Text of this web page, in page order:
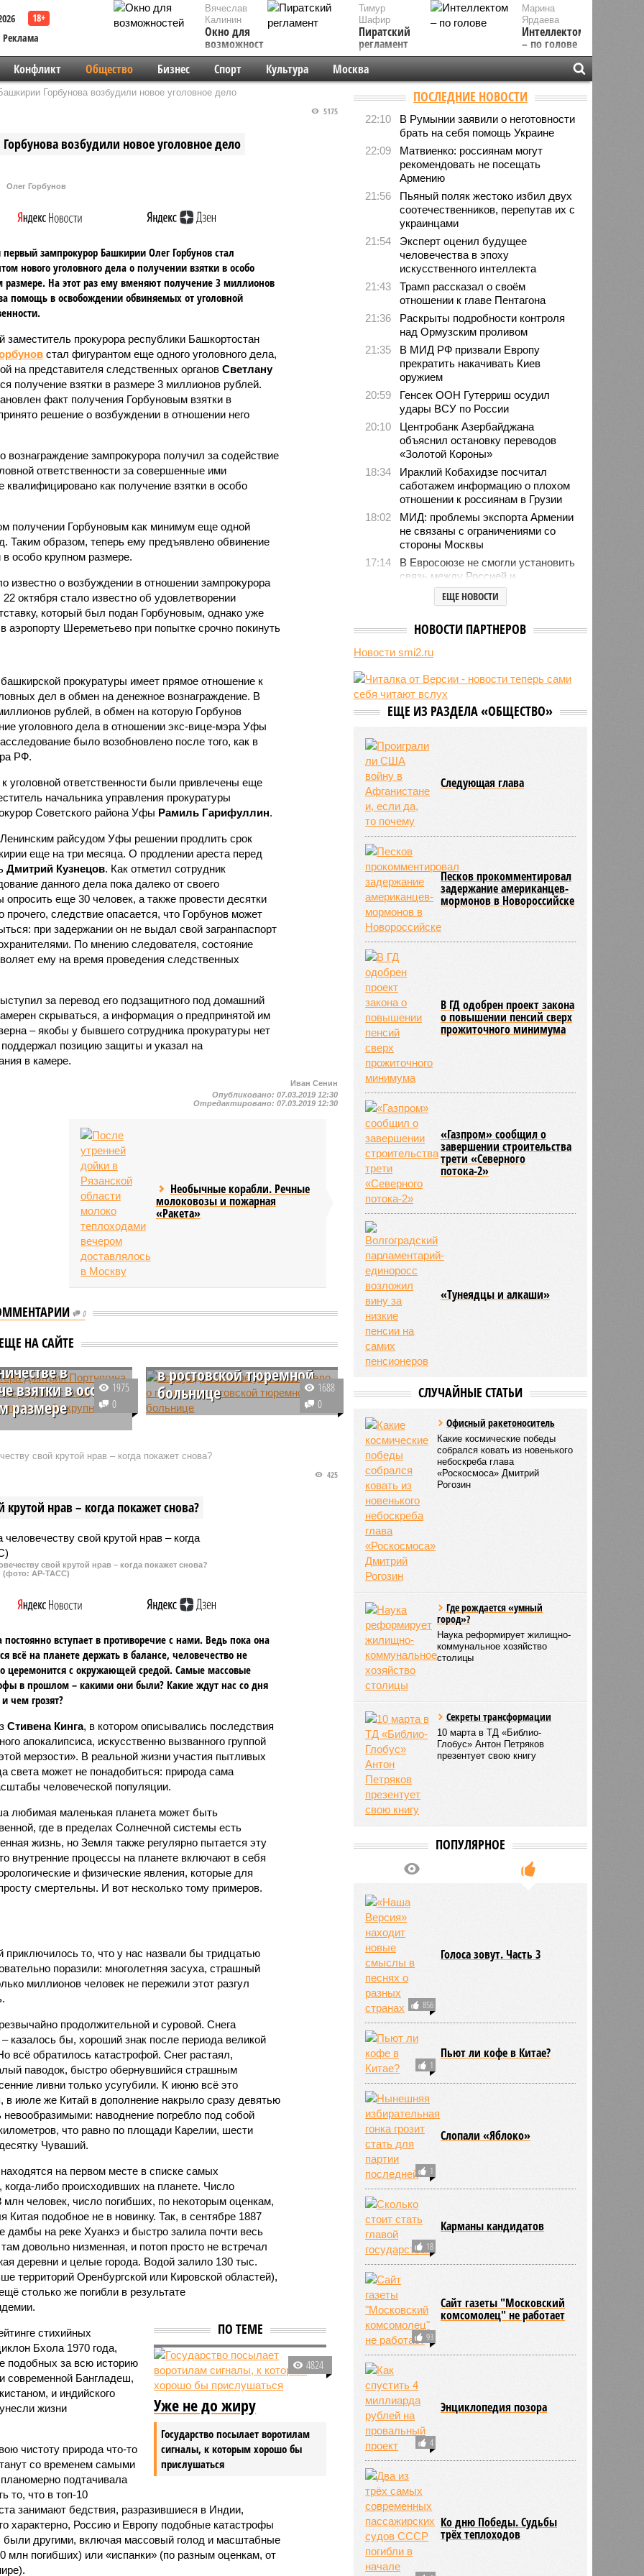
Реклама
Вячеслав
Калинин
Окно для
возможностей
Марина
Ярдаева
Интеллектом
– по голове
Тимур
Шафир
Пиратский
регламент
Конфликт Общество Бизнес Спорт Культура Москва
Горбунова возбудили новое уголовное дело
возбудили новое уголовное дело
5175
Олег Горбунов
зампрокурор Башкирии Олег Горбунов стал
нового уголовного дела о получении взятки в особо
размере. На этот раз ему вменяют получение 3 миллионов
помощь в освобождении обвиняемых от уголовной
заместитель прокурора республики Башкортостан
стал фигурантом еще одного уголовного дела,
на представителя следственных органов Светлану
получение взятки в размере 3 миллионов рублей.
факт получения Горбуновым взятки в
решение о возбуждении в отношении него
вознаграждение зампрокурора получил за содействие
ответственности за совершенные ими
квалифицировано как получение взятки в особо
получении Горбуновым как минимум еще одной
Таким образом, теперь ему предъявлено обвинение
особо крупном размере.
известно о возбуждении в отношении зампрокурора
октября стало известно об удовлетворении
который был подан Горбуновым, однако уже
аэропорту Шереметьево при попытке срочно покинуть
прокуратуры имеет прямое отношение к
дел в обмен на денежное вознаграждение. В
рублей, в обмен на которую Горбунов
уголовного дела в отношении экс-вице-мэра Уфы
было возобновлено после того, как в
РФ.
уголовной ответственности были привлечены еще
начальника управления прокуратуры
Советского района Уфы Рамиль Гарифуллин.
райсудом Уфы решении продлить срок
еще на три месяца. О продлении ареста перед
Дмитрий Кузнецов. Как отметил сотрудник
данного дела пока далеко от своего
еще 30 человек, а также провести десятки
следствие опасается, что Горбунов может
при задержании он не выдал свой загранпаспорт
По мнению следователя, состояние
ему на время проведения следственных
за перевод его подзащитного под домашний
скрываться, а информация о предпринятой им
– якобы у бывшего сотрудника прокуратуры нет
позицию защиты и указал на
в камере.
Иван Сенин
Опубликовано:07.03.2019 12:30
Отредактировано:07.03.2019 12:30
Необычные корабли. Речные
молоковозы и пожарная
«Ракета»
0
ЕЩЕ НА САЙТЕ
Дмитрия
обвиняют в
в
взятки в особо
размере
Портнягину, супругу
в Москве при попытке
административного
1975
0
Возбуждено новое
в ростовской тюремной
больнице
В Ростове-на-Дону начато
больнице. Следователи изучат
эпизоды, произошедшие в 2018-
1688
0
свой крутой нрав – когда покажет снова?
нрав – когда покажет снова?
425
свой крутой нрав – когда покажет снова?
(фото: АР-ТАСС)
постоянно вступает в противоречие с нами. Ведь пока она
всё на планете держать в балансе, человечество не
церемонится с окружающей средой. Самые массовые
в прошлом – какими они были? Какие ждут нас со дня
чем грозят?
Стивена Кинга, в котором описывались последствия
апокалипсиса, искусственно вызванного группой
мерзости». В реальной жизни участия пытливых
света может не понадобиться: природа сама
человеческой популяции.
любимая маленькая планета может быть
где в пределах Солнечной системы есть
жизнь, но Земля также регулярно пытается эту
внутренние процессы на планете включают в себя
и физические явления, которые для
смертельны. И вот несколько тому примеров.
то, что у нас назвали бы тридцатью
поразили: многолетняя засуха, страшный
миллионов человек не пережили этот разгул
продолжительной и суровой. Снега
казалось бы, хороший знак после периода великой
всё обратилось катастрофой. Снег растаял,
паводок, быстро обернувшийся страшным
ливни только усугубили. К июню всё это
в июле же Китай в дополнение накрыло сразу девятью
наводнение погребло под собой
что равно по площади Карелии, шести
Чуваший.
на первом месте в списке самых
либо происходивших на планете. Число
млн человек, число погибших, по некоторым оценкам,
подобное не в новинку. Так, в сентябре 1887
дамбы на реке Хуанхэ и быстро залила почти весь
довольно низменная, и потоп просто не встречал
деревни и целые города. Водой залило 130 тыс.
территорий Оренбургской или Кировской областей),
столько же погибли в результате
ПО ТЕМЕ
4824
Уже не до жиру
Государство посылает воротилам
сигналы, к которым хорошо бы
прислушаться
стихийных
Бхола 1970 года,
за всю историю
современной Бангладеш,
и индийского
жизни
чистоту природа что-то
со временем самыми
подтачивала
то, что в топ-10
занимают бедствия, разразившиеся в Индии,
характерно, Россию и Европу подобные катастрофы
были другими, включая массовый голод и масштабные
млн погибших) или «испанки» (по разным оценкам, от
ПОСЛЕДНИЕ НОВОСТИ
22:10
В Румынии заявили о неготовности
брать на себя помощь Украине
22:09
Матвиенко: россиянам могут
рекомендовать не посещать
Армению
21:56
Пьяный поляк жестоко избил двух
соотечественников, перепутав их с
украинцами
21:54
Эксперт оценил будущее
человечества в эпоху
искусственного интеллекта
21:43
Трамп рассказал о своём
отношении к главе Пентагона
21:36
Раскрыты подробности контроля
над Ормузским проливом
21:35
В МИД РФ призвали Европу
прекратить накачивать Киев
оружием
20:59
Генсек ООН Гутерриш осудил
удары ВСУ по России
20:10
Центробанк Азербайджана
объяснил остановку переводов
«Золотой Короны»
18:34
Ираклий Кобахидзе посчитал
саботажем информацию о плохом
отношении к россиянам в Грузии
18:02
МИД: проблемы экспорта Армении
не связаны с ограничениями со
стороны Москвы
17:14
В Евросоюзе не смогли установить
связь между Россией и
миграционным кризисом в Сеуте
Ямпольская объяснила причины
ведущие вузы страны
15:23
Euractiv: закрытие границы с
экономики Финляндии
13:44
Минобрнауки осенью примет
решение о правилах приёма на
ЕЩЕ НОВОСТИ
НОВОСТИ ПАРТНЕРОВ
Новости smi2.ru
ЕЩЕ ИЗ РАЗДЕЛА «ОБЩЕСТВО»
Следующая глава
Песков прокомментировал
задержание американцев-
мормонов в Новороссийске
В ГД одобрен проект закона
о повышении пенсий сверх
прожиточного минимума
«Газпром» сообщил о
завершении строительства
трети «Северного
потока-2»
«Тунеядцы и алкаши»
СЛУЧАЙНЫЕ СТАТЬИ
Офисный ракетоноситель
Какие космические победы
собрался ковать из новенького
небоскреба глава
«Роскосмоса» Дмитрий
Рогозин
Где рождается «умный
город»?
Наука реформирует жилищно-
коммунальное хозяйство
столицы
Секреты трансформации
10 марта в ТД «Библио-
Глобус» Антон Петряков
презентует свою книгу
ПОПУЛЯРНОЕ
856
Голоса зовут. Часть 3
1
Пьют ли кофе в Китае?
1
Слопали «Яблоко»
18
Карманы кандидатов
93
Сайт газеты "Московский
комсомолец" не работает
4
Энциклопедия позора
Ко дню Победы. Судьбы
трёх теплоходов